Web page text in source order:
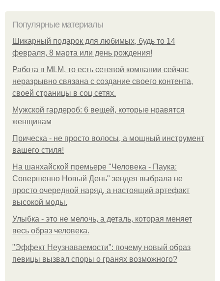
Популярные материалы
Шикарный подарок для любимых, будь то 14
февраля, 8 марта или день рождения!
Работа в MLM, то есть сетевой компании сейчас
неразрывно связана с создание своего контента,
своей страницы в соц сетях.
Мужской гардероб: 6 вещей, которые нравятся
женщинам
Прическа - не просто волосы, а мощный инструмент
вашего стиля!
На шанхайской премьере "Человека - Паука:
Совершенно Новый День" зендея выбрала не
просто очередной наряд, а настоящий артефакт
высокой моды.
Улыбка - это не мелочь, а деталь, которая меняет
весь образ человека.
"Эффект Неузнаваемости": почему новый образ
певицы вызвал споры о гранях возможного?